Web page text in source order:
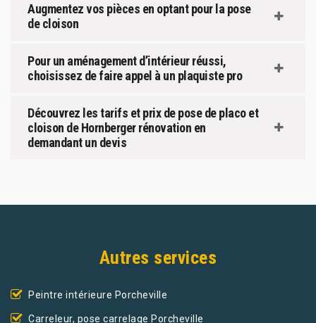
Augmentez vos pièces en optant pour la pose
de cloison
Pour un aménagement d’intérieur réussi,
choisissez de faire appel à un plaquiste pro
Découvrez les tarifs et prix de pose de placo et
cloison de Hornberger rénovation en
demandant un devis
Autres services
Peintre intérieure Porcheville
Carreleur, pose carrelage Porcheville